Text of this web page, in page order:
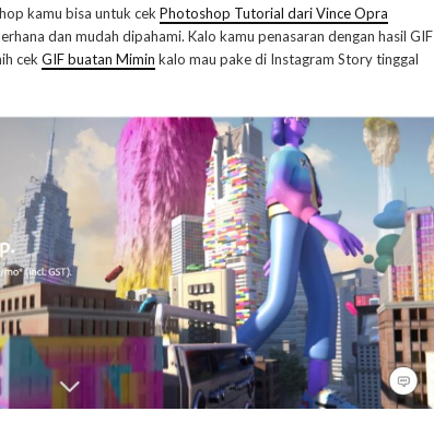
kamu bisa untuk cek Photoshop Tutorial dari Vince Opra
dan mudah dipahami. Kalo kamu penasaran dengan hasil GIF
cek GIF buatan Mimin kalo mau pake di Instagram Story tinggal